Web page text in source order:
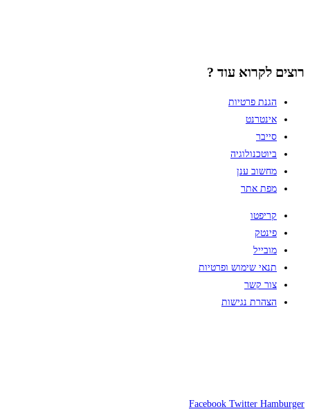
רוצים לקרוא עוד ?
הגנת פרטיות
אינטרנט
סייבר
ביוטכנולוגיה
מחשוב ענן
מפת אתר
קריפטו
פינטק
מובייל
תנאי שימוש ופרטיות
צור קשר
הצהרת נגישות
Facebook Twitter Hamburger